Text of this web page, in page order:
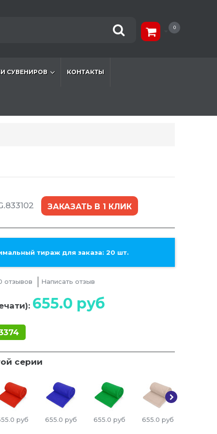
0
СУВЕНИРОВ КОНТАКТЫ
ЗАКАЗАТЬ В 1 КЛИК
тираж для заказа: 20 шт.
отзывов Написать отзыв
655.0 руб
серии
руб 655.0 руб 655.0 руб 655.0 руб